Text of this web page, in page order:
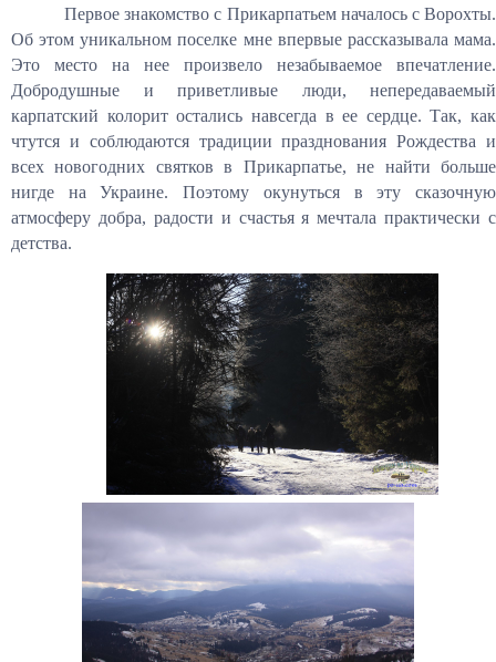
Первое знакомство с Прикарпатьем началось с Ворохты.
Об этом уникальном поселке мне впервые рассказывала мама.
Это место на нее произвело незабываемое впечатление.
Добродушные и приветливые люди, непередаваемый
карпатский колорит остались навсегда в ее сердце. Так, как
чтутся и соблюдаются традиции празднования Рождества и
всех новогодних святков в Прикарпатье, не найти больше
нигде на Украине. Поэтому окунуться в эту сказочную
атмосферу добра, радости и счастья я мечтала практически с
детства.